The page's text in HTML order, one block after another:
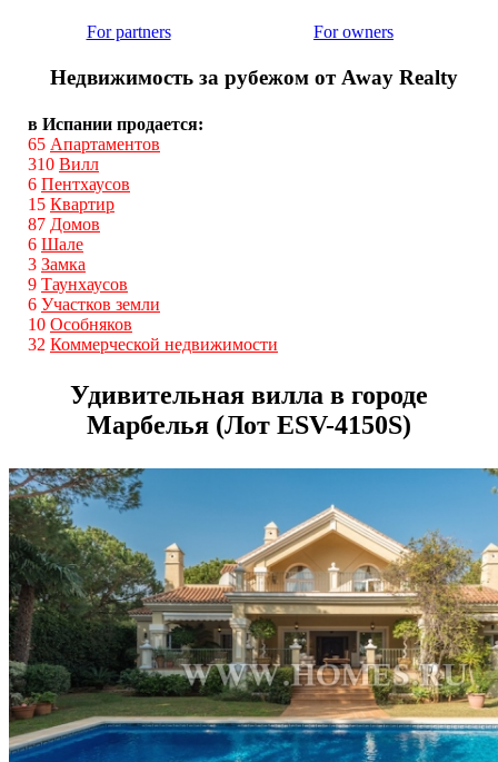
For partners For owners
Недвижимость за рубежом от Away Realty
в Испании продается:
65 Апартаментов
310 Вилл
6 Пентхаусов
15 Квартир
87 Домов
6 Шале
3 Замка
9 Таунхаусов
6 Участков земли
10 Особняков
32 Коммерческой недвижимости
Удивительная вилла в городе
Марбелья (Лот ESV-4150S)